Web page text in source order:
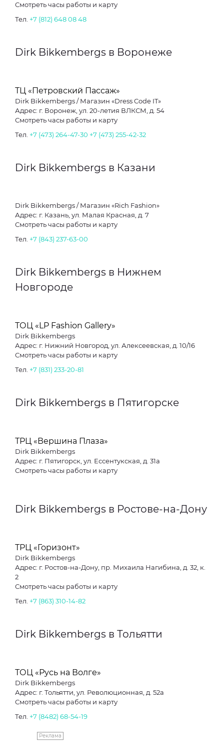
Смотреть часы работы и карту
Тел. +7 (812) 648 08 48
Dirk Bikkembergs в Воронеже
ТЦ «Петровский Пассаж»
Dirk Bikkembergs / Магазин «Dress Code IT»
Адрес: г. Воронеж, ул. 20-летия ВЛКСМ, д. 54
Смотреть часы работы и карту
Тел. +7 (473) 264-47-30 +7 (473) 255-42-32
Dirk Bikkembergs в Казани
Dirk Bikkembergs / Магазин «Rich Fashion»
Адрес: г. Казань, ул. Малая Красная, д. 7
Смотреть часы работы и карту
Тел. +7 (843) 237-63-00
Dirk Bikkembergs в Нижнем
Новгороде
ТОЦ «LP Fashion Gallery»
Dirk Bikkembergs
Адрес: г. Нижний Новгород, ул. Алексеевская, д. 10/16
Смотреть часы работы и карту
Тел. +7 (831) 233-20-81
Dirk Bikkembergs в Пятигорске
ТРЦ «Вершина Плаза»
Dirk Bikkembergs
Адрес: г. Пятигорск, ул. Ессентукская, д. 31а
Смотреть часы работы и карту
Dirk Bikkembergs в Ростове-на-Дону
ТРЦ «Горизонт»
Dirk Bikkembergs
Адрес: г. Ростов-на-Дону, пр. Михаила Нагибина, д. 32, к.
2
Смотреть часы работы и карту
Тел. +7 (863) 310-14-82
Dirk Bikkembergs в Тольятти
ТОЦ «Русь на Волге»
Dirk Bikkembergs
Адрес: г. Тольятти, ул. Революционная, д. 52а
Смотреть часы работы и карту
Тел. +7 (8482) 68-54-19
Реклама